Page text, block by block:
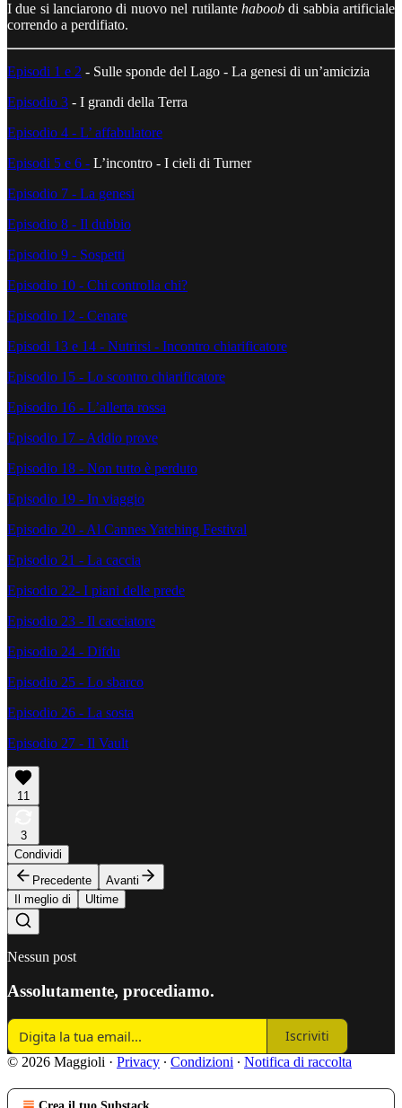
I due si lanciarono di nuovo nel rutilante haboobdi sabbia artificiale
correndo a perdifiato.
Episodi 1 e 2 - Sulle sponde del Lago - La genesi di un’amicizia
Episodio 3 - I grandi della Terra
Episodio 4 - L’ affabulatore
Episodi 5 e 6 - L’incontro - I cieli di Turner
Episodio 7 - La genesi
Episodio 8 - Il dubbio
Episodio 9 - Sospetti
Episodio 10 - Chi controlla chi?
Episodio 12 - Cenare
Episodi 13 e 14 - Nutrirsi - Incontro chiarificatore
Episodio 15 - Lo scontro chiarificatore
Episodio 16 - L’allerta rossa
Episodio 17 - Addio prove
Episodio 18 - Non tutto è perduto
Episodio 19 - In viaggio
Episodio 20 - Al Cannes Yatching Festival
Episodio 21 - La caccia
Episodio 22- I piani delle prede
Episodio 23 - Il cacciatore
Episodio 24 - Difdu
Episodio 25 - Lo sbarco
Episodio 26 - La sosta
Episodio 27 - Il Vault
11
3
Condividi
Precedente
Avanti
Il meglio di
Ultime
Nessun post
Assolutamente, procediamo.
Iscriviti
© 2026 Maggioli · Privacy ∙ Condizioni ∙ Notifica di raccolta